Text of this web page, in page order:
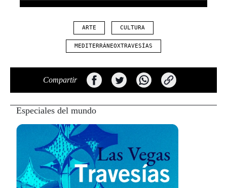
ARTE CULTURA
MEDITERRÁNEOXTRAVESÍAS
Compartir
Especiales del mundo